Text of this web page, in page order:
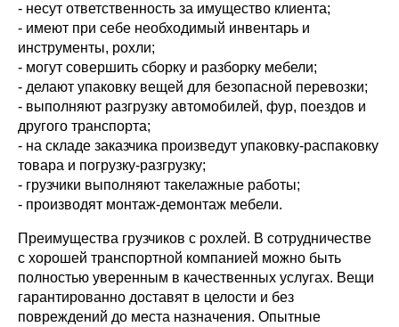
- несут ответственность за имущество клиента;
- имеют при себе необходимый инвентарь и
инструменты, рохли;
- могут совершить сборку и разборку мебели;
- делают упаковку вещей для безопасной перевозки;
- выполняют разгрузку автомобилей, фур, поездов и
другого транспорта;
- на складе заказчика произведут упаковку-распаковку
товара и погрузку-разгрузку;
- грузчики выполняют такелажные работы;
- производят монтаж-демонтаж мебели.
Преимущества грузчиков с рохлей. В сотрудничестве
с хорошей транспортной компанией можно быть
полностью уверенным в качественных услугах. Вещи
гарантированно доставят в целости и без
повреждений до места назначения. Опытные